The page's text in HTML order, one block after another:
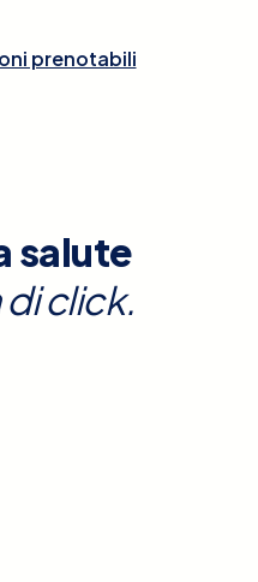
prenotabili
salute
click.